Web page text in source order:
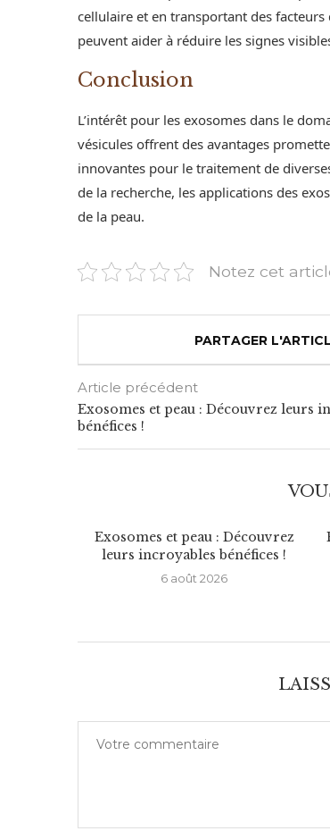
cellulaire et en transportant des
peuvent aider à réduire les signes
Conclusion
L’intérêt pour les exosomes dans le
vésicules offrent des avantages
innovantes pour le traitement de
de la recherche, les applications des
de la peau.
Notez cet
PARTAGER
Article précédent
Exosomes et peau : Découvrez leurs
bénéfices !
Exosomes et peau : Découvrez
leurs incroyables bénéfices !
6 août 2026